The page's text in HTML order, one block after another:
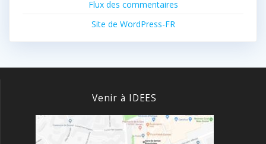
Flux des commentaires
Site de WordPress-FR
Venir à IDEES